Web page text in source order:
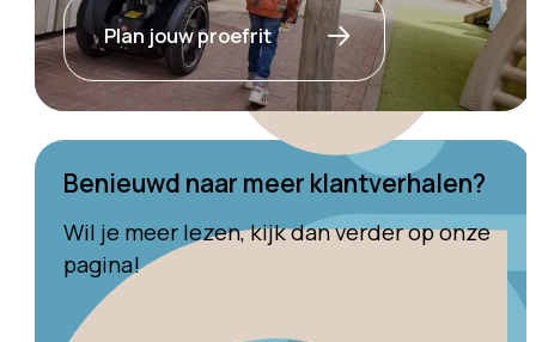
Plan jouw proefrit
Benieuwd naar meer klantverhalen?
Wil je meer lezen, kijk dan verder op onze
pagina!